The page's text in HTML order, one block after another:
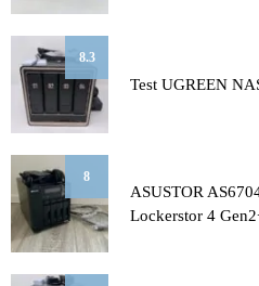
8.3
Test UGREEN
8
ASUSTOR
Lockerstor 4